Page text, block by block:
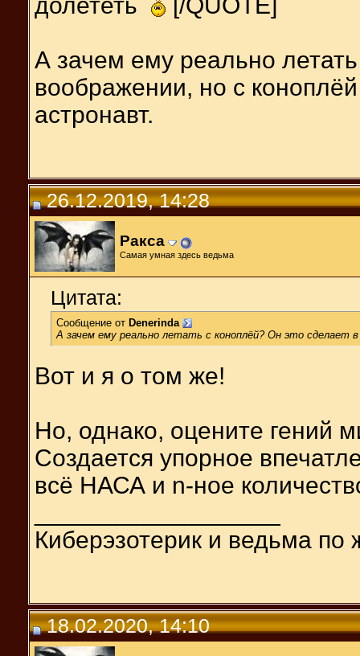
долететь [/QUOTE]
А зачем ему реально
воображении, но с
астронавт.
26.12.2019, 14:28
Ракса
Самая умная здесь ведьма
Цитата:
Сообщение от Denerinda
А зачем ему реально летать с коноплёй? Он это сделает
Вот и я о том же!
Но, однако, оцените гений
Создается упорное
всё НАСА и n-ное
Киберэзотерик и ведьма по
18.02.2020, 14:10